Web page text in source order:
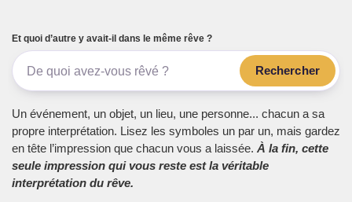
Et quoi d’autre y avait-il dans le même rêve ?
Rechercher
Un événement, un objet, un lieu, une personne... chacun a sa
propre interprétation. Lisez les symboles un par un, mais gardez
en tête l’impression que chacun vous a laissée. À la fin, cette
seule impression qui vous reste est la véritable
interprétation du rêve.